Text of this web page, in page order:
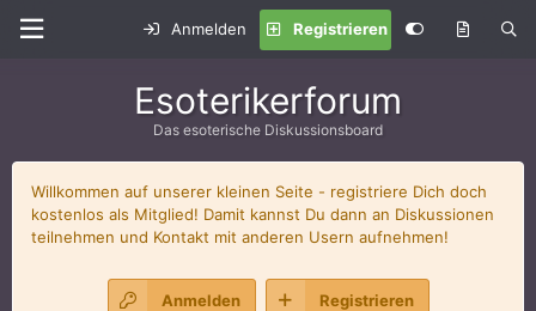
Anmelden Registrieren
Esoterikerforum
Das esoterische Diskussionsboard
Willkommen auf unserer kleinen Seite - registriere Dich doch
kostenlos als Mitglied! Damit kannst Du dann an Diskussionen
teilnehmen und Kontakt mit anderen Usern aufnehmen!
Anmelden Registrieren